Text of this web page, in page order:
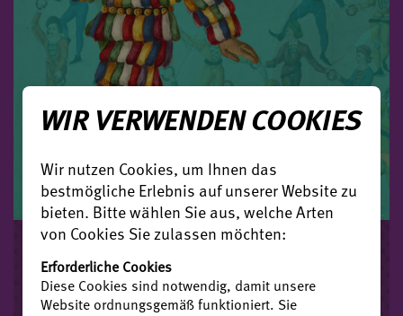
WIR VERWENDEN COOKIES
Wir nutzen Cookies, um Ihnen das
bestmögliche Erlebnis auf unserer Website zu
bieten. Bitte wählen Sie aus, welche Arten
von Cookies Sie zulassen möchten:
Erforderliche Cookies
Diese Cookies sind notwendig, damit unsere
Website ordnungsgemäß funktioniert. Sie
ALLTAG UND
GESELLSCHAFT UM 1500